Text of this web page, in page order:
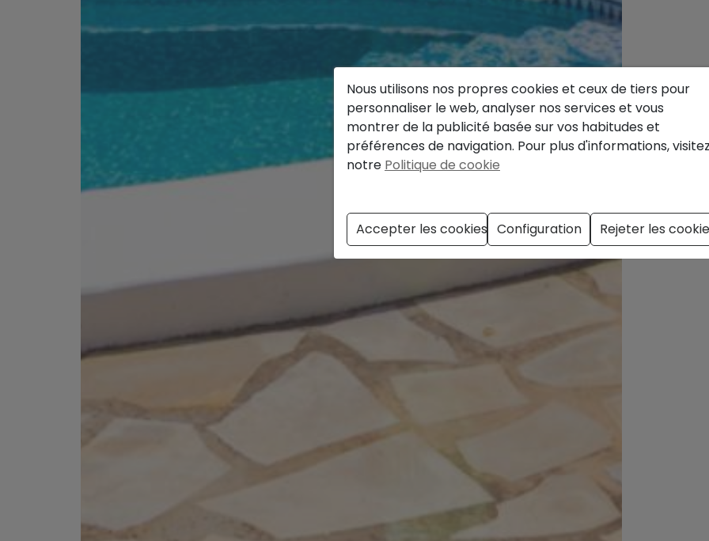
Nous utilisons nos propres cookies et ceux de tiers pour
personnaliser le web, analyser nos services et vous
montrer de la publicité basée sur vos habitudes et
préférences de navigation. Pour plus d'informations,
notre Politique de cookie
Accepter les cookies Configuration Rejeter les